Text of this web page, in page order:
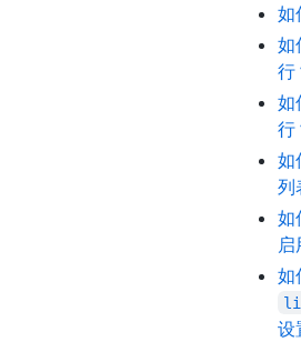
如
如
行
如
行
如
列
如
如
设